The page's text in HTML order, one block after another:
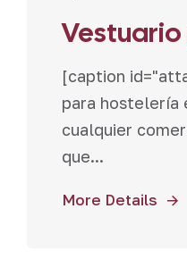
[caption
para hostelería
cualquier
que...
More Details